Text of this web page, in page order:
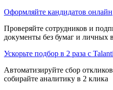
Оформляйте кандидатов онлайн
Проверяйте сотрудников и
документы без бумаг и личных
Ускорьте подбор в 2 раза с
Автоматизируйте сбор
собирайте аналитику в 2 клика